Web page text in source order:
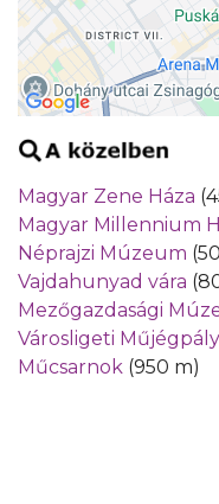
Magyar Zene Háza
Magyar Millennium
Néprajzi Múzeum
Vajdahunyad vára
Mezőgazdasági
Városligeti
Műcsarnok (950 m)